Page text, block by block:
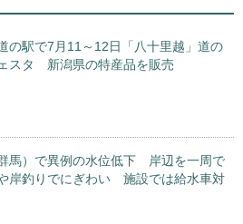
の駅で7月11～12日「八十里越」道の
スタ 新潟県の特産品を販売
馬）で異例の水位低下 岸辺を一周で
岸釣りでにぎわい 施設では給水車対